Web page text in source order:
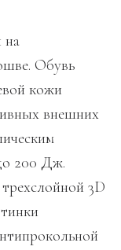
на
Обувь
кожи
внешних
200 Дж.
3D